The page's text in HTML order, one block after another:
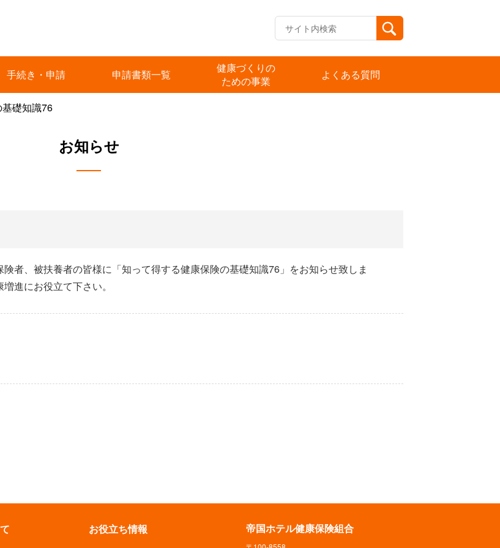
手続き・申請 申請書類一覧
健康づくりの
ための事業
よくある質問
礎知識76
お知らせ
者、被扶養者の皆様に「知って得する健康保険の基礎知識76」をお知らせ致しま
進にお役立て下さい。
お役立ち情報 帝国ホテル健康保険組合